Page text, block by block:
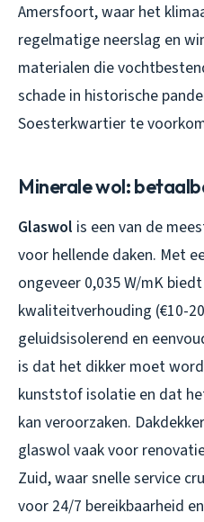
Amersfoort, waar het
regelmatige neerslag en
materialen die
schade in historische
Soesterkwartier te
Minerale wol:
Glaswol is een van de
voor hellende daken. Met
ongeveer 0,035 W/mK
kwaliteitverhouding (€10-
geluidsisolerend en
is dat het dikker moet
kunststof isolatie en dat
kan veroorzaken.
glaswol vaak voor
Zuid, waar snelle service
voor 24/7 bereikbaarheid